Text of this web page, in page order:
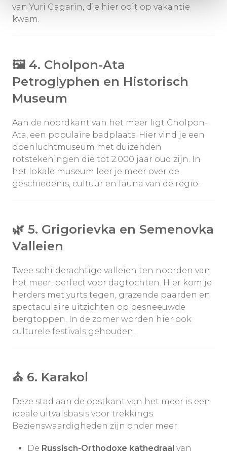
van Yuri Gagarin, die hier ooit op vakantie
kwam.
🖼️ 4. Cholpon-Ata
Petroglyphen en Historisch
Museum
Aan de noordkant van het meer ligt Cholpon-
Ata, een populaire badplaats. Hier vind je een
openluchtmuseum met duizenden
rotstekeningen die tot 2.000 jaar oud zijn. In
het lokale museum leer je meer over de
geschiedenis, cultuur en fauna van de regio.
🌿 5. Grigorievka en Semenovka
Valleien
Twee schilderachtige valleien ten noorden van
het meer, perfect voor dagtochten. Hier kom je
herders met yurts tegen, grazende paarden en
spectaculaire uitzichten op besneeuwde
bergtoppen. In de zomer worden hier ook
culturele festivals gehouden.
⛪ 6. Karakol
Deze stad aan de oostkant van het meer is een
ideale uitvalsbasis voor trekkings.
Bezienswaardigheden zijn onder meer:
De Russisch-Orthodoxe kathedraal van